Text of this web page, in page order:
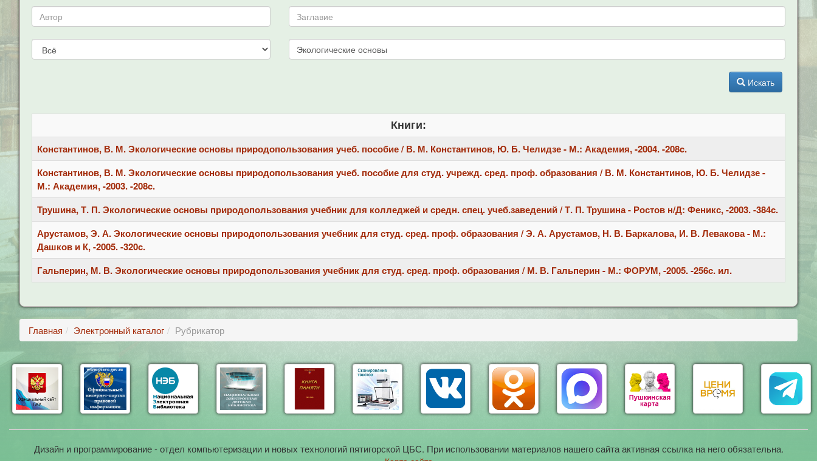
Искать
Книги:
Константинов, В. М. Экологические основы природопользования учеб. пособие / В. М. Константинов, Ю. Б. Челидзе - М.: Академия, -2004. -208c.
Константинов, В. М. Экологические основы природопользования учеб. пособие для студ. учрежд. сред. проф. образования / В. М. Константинов, Ю. Б. Челидзе -
М.: Академия, -2003. -208c.
Трушина, Т. П. Экологические основы природопользования учебник для колледжей и средн. спец. учеб.заведений / Т. П. Трушина - Ростов н/Д: Феникс, -2003. -384c.
Арустамов, Э. А. Экологические основы природопользования учебник для студ. сред. проф. образования / Э. А. Арустамов, Н. В. Баркалова, И. В. Левакова - М.:
Дашков и К, -2005. -320c.
Гальперин, М. В. Экологические основы природопользования учебник для студ. сред. проф. образования / М. В. Гальперин - М.: ФОРУМ, -2005. -256c. ил.
Главная Электронный каталог Рубрикатор
Дизайн и программирование - отдел компьютеризации и новых технологий пятигорской ЦБС. При использовании материалов нашего сайта активная ссылка на него обязательна.